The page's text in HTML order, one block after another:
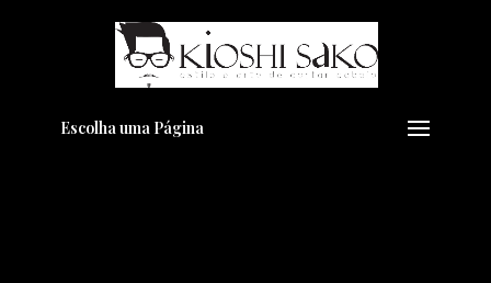
Escolha uma Página
Pensando em transformar seu
Visual??